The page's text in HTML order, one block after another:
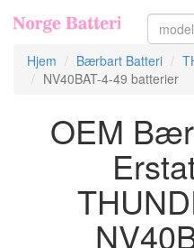
Hjem
Bærbart Batteri
NV40BAT-4-49 batterier
OEM